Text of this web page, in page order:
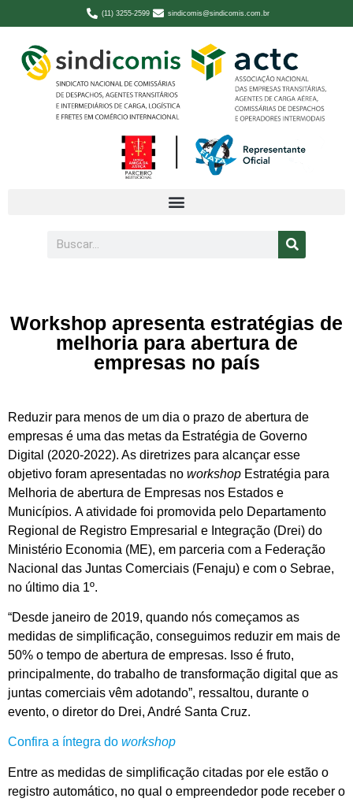
(11) 3255-2599 sindicomis@sindicomis.com.br
Workshop apresenta estratégias de
melhoria para abertura de
empresas no país
Reduzir para menos de um dia o prazo de abertura de
empresas é uma das metas da Estratégia de Governo
Digital (2020-2022). As diretrizes para alcançar esse
objetivo foram apresentadas no workshop Estratégia para
Melhoria de abertura de Empresas nos Estados e
Municípios. A atividade foi promovida pelo Departamento
Regional de Registro Empresarial e Integração (Drei) do
Ministério Economia (ME), em parceria com a Federação
Nacional das Juntas Comerciais (Fenaju) e com o Sebrae,
no último dia 1º.
“Desde janeiro de 2019, quando nós começamos as
medidas de simplificação, conseguimos reduzir em mais de
50% o tempo de abertura de empresas. Isso é fruto,
principalmente, do trabalho de transformação digital que as
juntas comerciais vêm adotando”, ressaltou, durante o
evento, o diretor do Drei, André Santa Cruz.
Confira a íntegra do workshop
Entre as medidas de simplificação citadas por ele estão o
registro automático, no qual o empreendedor pode receber o